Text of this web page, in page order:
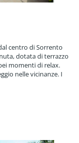
centro di Sorrento
dotata di terrazzo
momenti di relax.
nelle vicinanze. I